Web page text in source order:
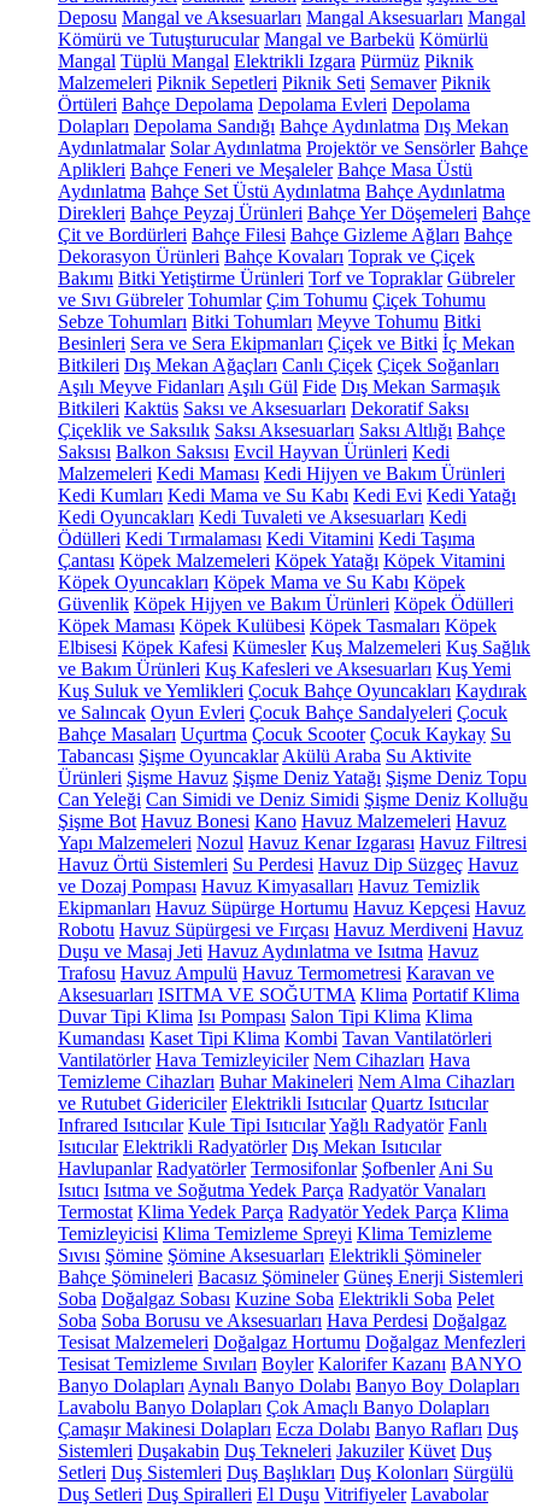
Deposu Mangal ve Aksesuarları Mangal Aksesuarları Mangal
Kömürü ve Tutuşturucular Mangal ve Barbekü Kömürlü
Mangal Tüplü Mangal Elektrikli Izgara Pürmüz Piknik
Malzemeleri Piknik Sepetleri Piknik Seti Semaver Piknik
Örtüleri Bahçe Depolama Depolama Evleri Depolama
Dolapları Depolama Sandığı Bahçe Aydınlatma Dış Mekan
Aydınlatmalar Solar Aydınlatma Projektör ve Sensörler Bahçe
Aplikleri Bahçe Feneri ve Meşaleler Bahçe Masa Üstü
Aydınlatma Bahçe Set Üstü Aydınlatma Bahçe Aydınlatma
Direkleri Bahçe Peyzaj Ürünleri Bahçe Yer Döşemeleri Bahçe
Çit ve Bordürleri Bahçe Filesi Bahçe Gizleme Ağları Bahçe
Dekorasyon Ürünleri Bahçe Kovaları Toprak ve Çiçek
Bakımı Bitki Yetiştirme Ürünleri Torf ve Topraklar Gübreler
ve Sıvı Gübreler Tohumlar Çim Tohumu Çiçek Tohumu
Sebze Tohumları Bitki Tohumları Meyve Tohumu Bitki
Besinleri Sera ve Sera Ekipmanları Çiçek ve Bitki İç Mekan
Bitkileri Dış Mekan Ağaçları Canlı Çiçek Çiçek Soğanları
Aşılı Meyve Fidanları Aşılı Gül Fide Dış Mekan Sarmaşık
Bitkileri Kaktüs Saksı ve Aksesuarları Dekoratif Saksı
Çiçeklik ve Saksılık Saksı Aksesuarları Saksı Altlığı Bahçe
Saksısı Balkon Saksısı Evcil Hayvan Ürünleri Kedi
Malzemeleri Kedi Maması Kedi Hijyen ve Bakım Ürünleri
Kedi Kumları Kedi Mama ve Su Kabı Kedi Evi Kedi Yatağı
Kedi Oyuncakları Kedi Tuvaleti ve Aksesuarları Kedi
Ödülleri Kedi Tırmalaması Kedi Vitamini Kedi Taşıma
Çantası Köpek Malzemeleri Köpek Yatağı Köpek Vitamini
Köpek Oyuncakları Köpek Mama ve Su Kabı Köpek
Güvenlik Köpek Hijyen ve Bakım Ürünleri Köpek Ödülleri
Köpek Maması Köpek Kulübesi Köpek Tasmaları Köpek
Elbisesi Köpek Kafesi Kümesler Kuş Malzemeleri Kuş Sağlık
ve Bakım Ürünleri Kuş Kafesleri ve Aksesuarları Kuş Yemi
Kuş Suluk ve Yemlikleri Çocuk Bahçe Oyuncakları Kaydırak
ve Salıncak Oyun Evleri Çocuk Bahçe Sandalyeleri Çocuk
Bahçe Masaları Uçurtma Çocuk Scooter Çocuk Kaykay Su
Tabancası Şişme Oyuncaklar Akülü Araba Su Aktivite
Ürünleri Şişme Havuz Şişme Deniz Yatağı Şişme Deniz Topu
Can Yeleği Can Simidi ve Deniz Simidi Şişme Deniz Kolluğu
Şişme Bot Havuz Bonesi Kano Havuz Malzemeleri Havuz
Yapı Malzemeleri Nozul Havuz Kenar Izgarası Havuz Filtresi
Havuz Örtü Sistemleri Su Perdesi Havuz Dip Süzgeç Havuz
ve Dozaj Pompası Havuz Kimyasalları Havuz Temizlik
Ekipmanları Havuz Süpürge Hortumu Havuz Kepçesi Havuz
Robotu Havuz Süpürgesi ve Fırçası Havuz Merdiveni Havuz
Duşu ve Masaj Jeti Havuz Aydınlatma ve Isıtma Havuz
Trafosu Havuz Ampulü Havuz Termometresi Karavan ve
Aksesuarları ISITMA VE SOĞUTMA Klima Portatif Klima
Duvar Tipi Klima Isı Pompası Salon Tipi Klima Klima
Kumandası Kaset Tipi Klima Kombi Tavan Vantilatörleri
Vantilatörler Hava Temizleyiciler Nem Cihazları Hava
Temizleme Cihazları Buhar Makineleri Nem Alma Cihazları
ve Rutubet Gidericiler Elektrikli Isıtıcılar Quartz Isıtıcılar
Infrared Isıtıcılar Kule Tipi IsıtıcılarYağlı Radyatör Fanlı
Isıtıcılar Elektrikli Radyatörler Dış Mekan Isıtıcılar
Havlupanlar Radyatörler Termosifonlar Şofbenler Ani Su
Isıtıcı Isıtma ve Soğutma Yedek Parça Radyatör Vanaları
Termostat Klima Yedek Parça Radyatör Yedek Parça Klima
Temizleyicisi Klima Temizleme Spreyi Klima Temizleme
Sıvısı Şömine Şömine Aksesuarları Elektrikli Şömineler
Bahçe Şömineleri Bacasız Şömineler Güneş Enerji Sistemleri
Soba Doğalgaz Sobası Kuzine Soba Elektrikli Soba Pelet
Soba Soba Borusu ve Aksesuarları Hava Perdesi Doğalgaz
Tesisat Malzemeleri Doğalgaz Hortumu Doğalgaz Menfezleri
Tesisat Temizleme Sıvıları Boyler Kalorifer Kazanı BANYO
Banyo Dolapları Aynalı Banyo Dolabı Banyo Boy Dolapları
Lavabolu Banyo Dolapları Çok Amaçlı Banyo Dolapları
Çamaşır Makinesi Dolapları Ecza Dolabı Banyo Rafları Duş
Sistemleri Duşakabin Duş Tekneleri Jakuziler Küvet Duş
Setleri Duş Sistemleri Duş Başlıkları Duş Kolonları Sürgülü
Duş Setleri Duş Spiralleri El Duşu Vitrifiyeler Lavabolar